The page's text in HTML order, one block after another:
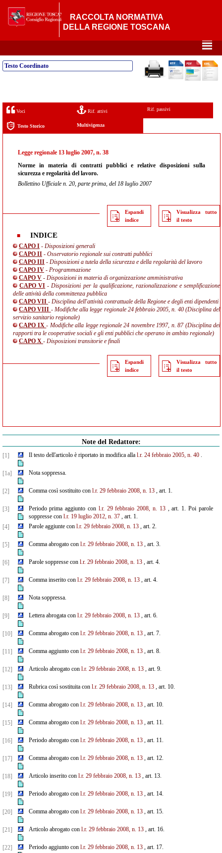
RACCOLTA NORMATIVA
DELLA REGIONE TOSCANA
²
Testo Coordinato
Voci Rif. attivi Rif. passivi
Testo Storico Multivigenza
Legge regionale 13 luglio 2007, n. 38
Norme in materia di contratti pubblici e relative disposizioni sulla
sicurezza e regolarità del lavoro.
Bollettino Ufficiale n. 20, parte prima, del 18 luglio 2007
Espandi
indice
Visualizza tutto
il testo
INDICE
CAPO I - Disposizioni generali
CAPO II - Osservatorio regionale sui contratti pubblici
CAPO III - Disposizioni a tutela della sicurezza e della regolarità del lavoro
CAPO IV - Programmazione
CAPO V - Disposizioni in materia di organizzazione amministrativa
CAPO VI - Disposizioni per la qualificazione, razionalizzazione e semplificazione
delle attività della committenza pubblica
CAPO VII - Disciplina dell'attività contrattuale della Regione e degli enti dipendenti
CAPO VIII - Modifiche alla legge regionale 24 febbraio 2005, n. 40 (Disciplina del
servizio sanitario regionale)
CAPO IX- Modifiche alla legge regionale 24 novembre 1997, n. 87 (Disciplina dei
rapporti tra le cooperative sociali e gli enti pubblici che operano in ambito regionale)
CAPO X - Disposizioni transitorie e finali
Espandi
indice
Visualizza tutto
il testo
Note del Redattore:
[1] Il testo dell'articolo è riportato in modifica alla l.r. 24 febbraio 2005, n. 40.
[1a] Nota soppressa.
[2] Comma così sostituito con l.r. 29 febbraio 2008, n. 13, art. 1.
[3] Periodo prima aggiunto con l.r. 29 febbraio 2008, n. 13, art. 1. Poi parole
soppresse con l.r. 19 luglio 2012, n. 37, art. 1.
[4]
Parole aggiunte con l.r. 29 febbraio 2008, n. 13, art. 2.
[5] Comma abrogato con l.r. 29 febbraio 2008, n. 13, art. 3.
[6] Parole soppresse con l.r. 29 febbraio 2008, n. 13, art. 4.
[7] Comma inserito con l.r. 29 febbraio 2008, n. 13, art. 4.
[8] Nota soppressa.
[9] Lettera abrogata con l.r. 29 febbraio 2008, n. 13, art. 6.
[10] Comma abrogato con l.r. 29 febbraio 2008, n. 13, art. 7.
[11] Comma aggiunto con l.r. 29 febbraio 2008, n. 13, art. 8.
[12] Articolo abrogato con l.r. 29 febbraio 2008, n. 13, art. 9.
[13] Rubrica così sostituita con l.r. 29 febbraio 2008, n. 13, art. 10.
[14] Comma abrogato con l.r. 29 febbraio 2008, n. 13, art. 10.
[15] Comma abrogato con l.r. 29 febbraio 2008, n. 13, art. 11.
[16] Periodo abrogato con l.r. 29 febbraio 2008, n. 13, art. 11.
[17] Comma abrogato con l.r. 29 febbraio 2008, n. 13, art. 12.
[18] Articolo inserito con l.r. 29 febbraio 2008, n. 13, art. 13.
[19] Periodo abrogato con l.r. 29 febbraio 2008, n. 13, art. 14.
[20] Comma abrogato con l.r. 29 febbraio 2008, n. 13, art. 15.
[21] Articolo abrogato con l.r. 29 febbraio 2008, n. 13, art. 16.
[22] Periodo aggiunto con l.r. 29 febbraio 2008, n. 13, art. 17.